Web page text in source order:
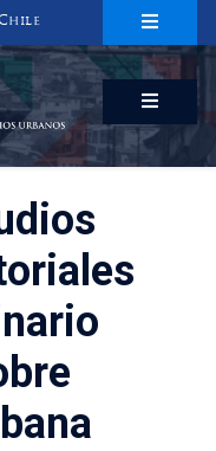
URBANOS
Y ESTUDIOS URBANOS